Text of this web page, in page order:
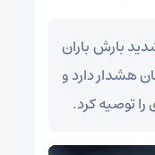
بارش باران
موقتی در ۹ استان هشدار دارد و
توصیه کرد.